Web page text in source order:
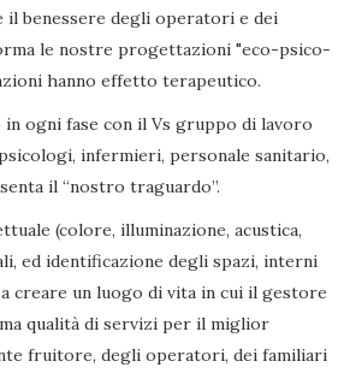
benessere degli operatori e dei
le nostre progettazioni "eco-psico-
hanno effetto terapeutico.
ogni fase con il Vs gruppo di lavoro
infermieri, personale sanitario,
il “nostro traguardo”.
(colore, illuminazione, acustica,
ed identificazione degli spazi, interni
creare un luogo di vita in cui il gestore
qualità di servizi per il miglior
fruitore, degli operatori, dei familiari